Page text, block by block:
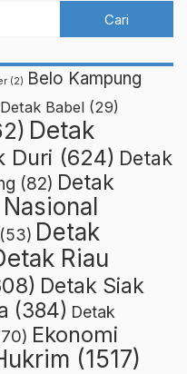
(2) Belo Kampung
Detak Babel (29)
Detak
Duri (624) Detak
(82) Detak
(53) Detak
Riau
Detak Siak
(384) Detak
Ekonomi
(1517)